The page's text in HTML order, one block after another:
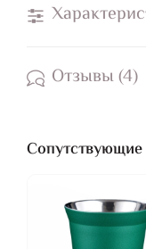
Отзывы (4)